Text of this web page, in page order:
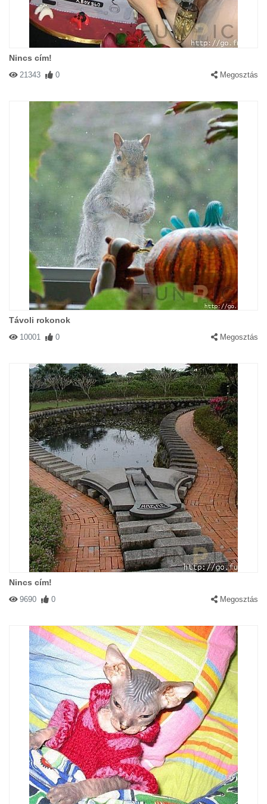
Nincs cím!
21343 0 Megosztás
Távoli rokonok
10001 0 Megosztás
Nincs cím!
9690 0 Megosztás